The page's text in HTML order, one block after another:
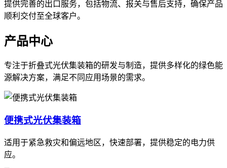
提供完善的出口服务，包括物流、报关与售后支持，确保产品
顺利交付至全球客户。
产品中心
专注于折叠式光伏集装箱的研发与制造，提供多样化的绿色能
源解决方案，满足不同应用场景的需求。
便携式光伏集装箱
适用于紧急救灾和偏远地区，快速部署，提供稳定的电力供
应。